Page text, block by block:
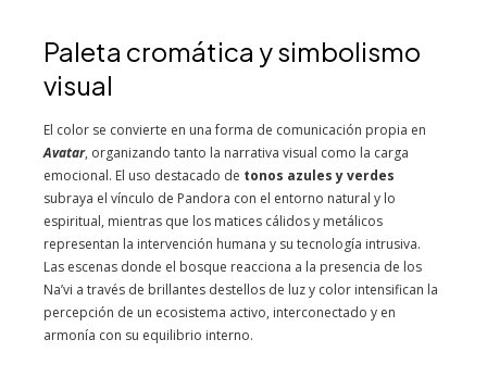
Paleta cromática y simbolismo
visual
El color se convierte en una forma de comunicación propia en
Avatar, organizando tanto la narrativa visual como la carga
emocional. El uso destacado de tonos azules y verdes
subraya el vínculo de Pandora con el entorno natural y lo
espiritual, mientras que los matices cálidos y metálicos
representan la intervención humana y su tecnología intrusiva.
Las escenas donde el bosque reacciona a la presencia de los
Na’vi a través de brillantes destellos de luz y color intensifican la
percepción de un ecosistema activo, interconectado y en
armonía con su equilibrio interno.